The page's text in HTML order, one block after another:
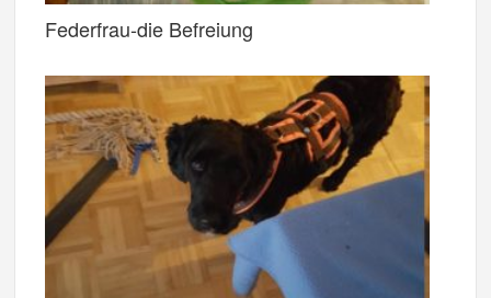
Federfrau-die Befreiung